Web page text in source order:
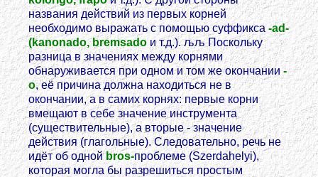
названия действий из первых корней
необходимо выражать с помощью суффикса -ad-
(kanonado, bremsadoи т.д.). љљ Поскольку
разница в значениях между корнями
обнаруживается при одном и том же окончании -
o, её причина должна находиться не в
окончании, а в самих корнях: первые корни
вмещают в себе значение инструмента
(существительные), а вторые - значение
действия (глагольные). Следовательно, речь не
идёт об однойbros-проблеме (Szerdahelyi),
которая могла бы разрешиться простым